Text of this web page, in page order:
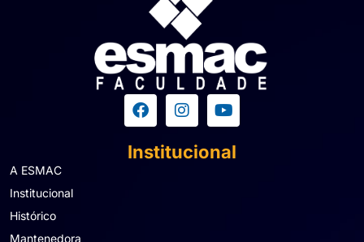
Institucional
A ESMAC
Institucional
Histórico
Mantenedora